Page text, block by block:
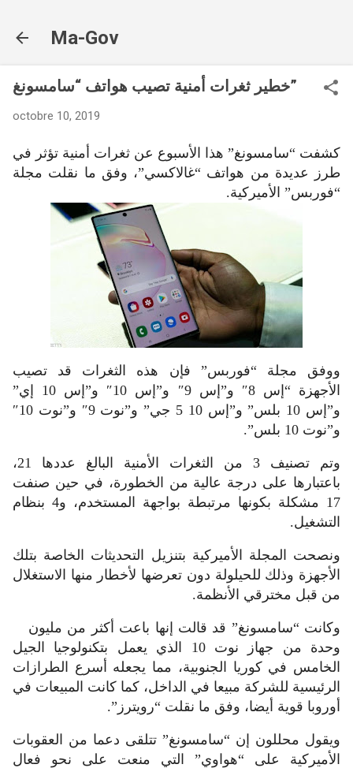
Ma-Gov
خطير ثغرات أمنية تصيب هواتف “سامسونغ”
octobre 10, 2019
كشفت “سامسونغ” هذا الأسبوع عن ثغرات أمنية تؤثر في
طرز عديدة من هواتف “غالاكسي”، وفق ما نقلت مجلة
“فوربس” الأميركية.
ووفق مجلة “فوربس” فإن هذه الثغرات قد تصيب
الأجهزة “إس 8″ و”إس 9″ و”إس 10″ و”إس 10 إي”
و”إس 10 بلس” و”إس 10 5 جي” و”نوت 9″ و”نوت 10″
و”نوت 10 بلس”.
وتم تصنيف 3 من الثغرات الأمنية البالغ عددها 21،
باعتبارها على درجة عالية من الخطورة، في حين صنفت
17 مشكلة بكونها مرتبطة بواجهة المستخدم، و4 بنظام
التشغيل.
ونصحت المجلة الأميركية بتنزيل التحديثات الخاصة بتلك
الأجهزة وذلك للحيلولة دون تعرضها لأخطار منها الاستغلال
من قبل مخترقي الأنظمة.
وكانت “سامسونغ” قد قالت إنها باعت أكثر من مليون
وحدة من جهاز نوت 10 الذي يعمل بتكنولوجيا الجيل
الخامس في كوريا الجنوبية، مما يجعله أسرع الطرازات
الرئيسية للشركة مبيعا في الداخل، كما كانت المبيعات في
أوروبا قوية أيضا، وفق ما نقلت “رويترز”.
ويقول محللون إن “سامسونغ” تتلقى دعما من العقوبات
الأميركية على “هواوي” التي منعت على نحو فعال